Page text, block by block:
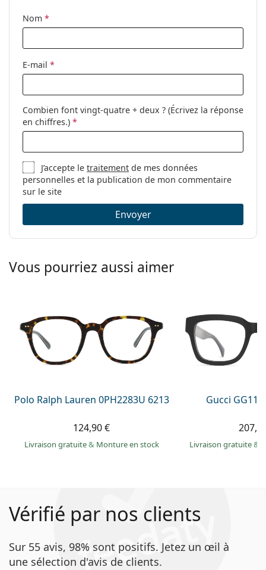
nettoyage:
Sexe:
Catégorie:
Marque:
Polo Ralph Lauren
Code:
Nom *
E-mail *
Combien font vingt-quatre + deux ? (Écrivez la réponse
en chiffres.) *
J’accepte letraitement de mes données
personnelles et la publication de mon commentaire
sur le site
Envoyer
Vous pourriez aussi aimer
Polo Ralph Lauren 0PH2283U 6213
124,90 €
Livraison gratuite& Monture en stock
Gucci
Livraison gratuite&
Vérifié par nos clients
Sur 55 avis, 98% sont positifs. Jetez un œil à
une sélection d'avis de clients.